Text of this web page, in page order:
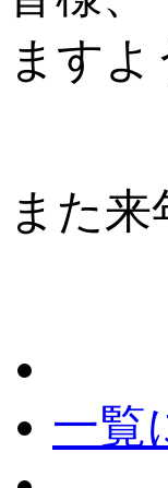
ますよ
また
一覧